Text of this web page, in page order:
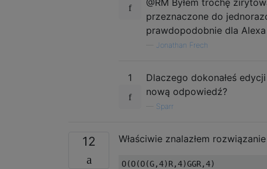
przeznaczone do
prawdopodobnie dla Alexa
Jonathan Frech
1
Dlaczego dokonałeś
nową odpowiedź?
Sparr
12 Właściwie znalazłem